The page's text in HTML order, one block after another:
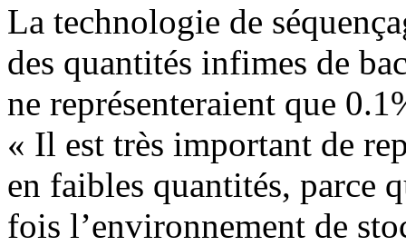
La technologie de
des quantités infimes de
ne représenteraient que
« Il est très important de
en faibles quantités, parce
fois l’environnement de